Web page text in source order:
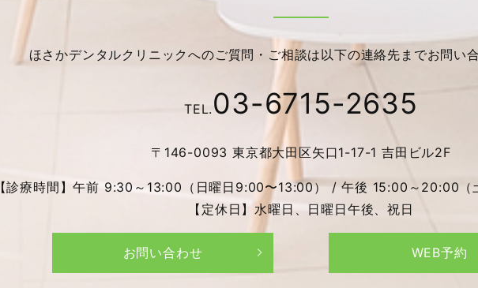
ほさかデンタルクリニックへのご質問・ご相談は以下の連絡先までお問い
TEL. 03-6715-2635
〒146-0093 東京都大田区矢口1-17-1 吉田ビル2F
【診療時間】午前 9:30～13:00（日曜日9:00〜13:00） / 午後 15:00～20:00（
【定休日】水曜日、日曜日午後、祝日
お問い合わせ WEB予約